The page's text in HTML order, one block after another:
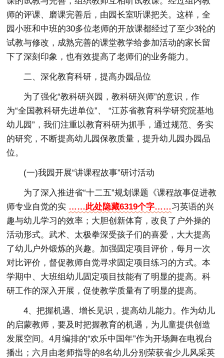
师的评课、磨课完善后，由园长室听课把关。这样，全
园小班和中班的30多位老师的开放课都经过了至少3轮的
试教与修改，成熟完善的课堂教学给参加活动的家长留
下了深刻印象，也有效提高了老师们的业务能力。
二、深化教育科研，提高办园品位
为了强化“教科研兴园，教科研兴师”的意识，作
为“全国教科研先进单位”、 “江苏省教育科学研究院基地
幼儿园”，我们注重以教育科研为抓手，通过规范、务实
的研究，不断提高幼儿园保教质量，提升幼儿园办园品
位。
(一)我园开展“讲课程故事”研讨活动
为了深入推进省“十二五”规划课题《课程故事促进教
师专业自觉的实 ……此处隐藏6319个字……习英语的兴
趣与幼儿学习的效率；大胆创新体育，改良了户外操的
活动形式。武术、太极拳深受孩子们的喜爱，大大提高
了幼儿户外锻炼的兴趣。加强固定项目评价，每月一次
对比评价，督促教师自觉寻求固定项目练习的方式。本
学期中、大班组幼儿固定项目技能有了明显的提高。科
研工作的深入开展，促使教学质量有了明显的提高。
4、把握机遇、增长见识，提高幼儿能力。作为幼儿
的启蒙教师，要及时把握教育的机遇，为儿童提供创造
发展空间。4月编排的“欢乐中国年”作为开场舞在电视台
播出；六月由老师指导的8名幼儿分别荣获省少儿风采英